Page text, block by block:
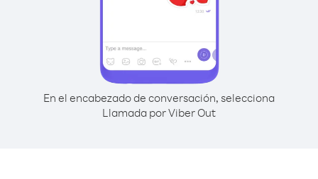
En el encabezado de conversación, selecciona
Llamada por Viber Out